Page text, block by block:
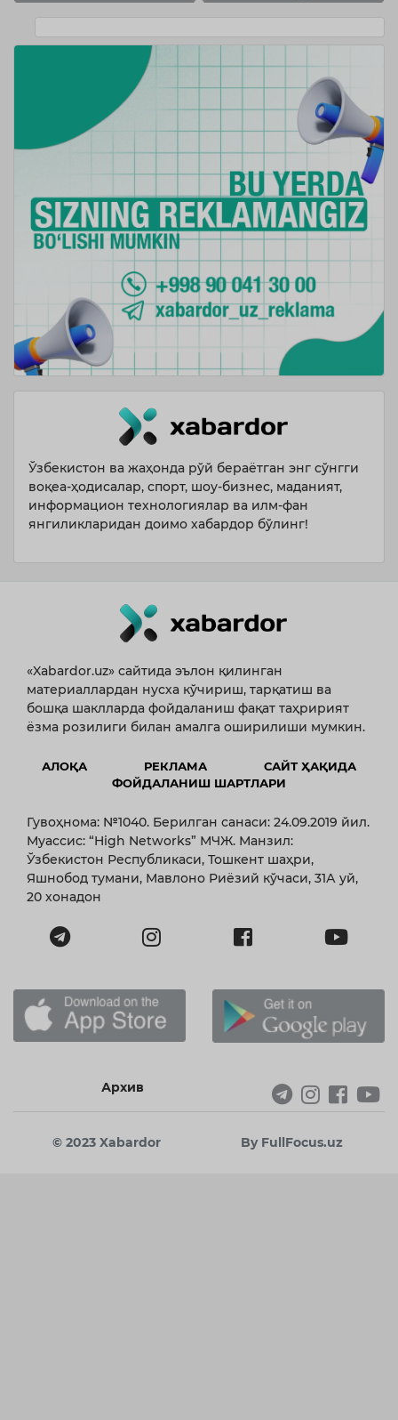
Ўзбекистон ва жаҳонда рўй бераётган энг сўнгги
воқеа-ҳодисалар, спорт, шоу-бизнес, маданият,
информацион технологиялар ва илм-фан
янгиликларидан доимо хабардор бўлинг!
«Xabardor.uz» сайтида эълон қилинган
материаллардан нусха кўчириш, тарқатиш ва
бошқа шаклларда фойдаланиш фақат таҳририят
ёзма розилиги билан амалга оширилиши мумкин.
АЛОҚА РЕКЛАМА
САЙТ ҲАҚИДА
ФОЙДАЛАНИШ ШАРТЛАРИ
Гувоҳнома: №1040. Берилган санаси: 24.09.2019 йил.
Муассис: “High Networks” МЧЖ. Манзил:
Ўзбекистон Республикаси, Тошкент шаҳри,
Яшнобод тумани, Мавлоно Риёзий кўчаси, 31А уй,
20 хонадон
Архив
© 2023 Xabardor By FullFocus.uz